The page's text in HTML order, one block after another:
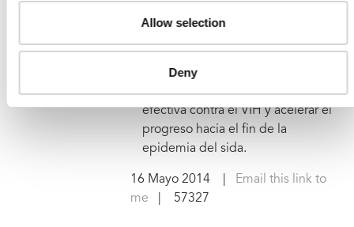
Allow selection
Deny
En el Día Internacional de la Vacuna
llamamiento urgente para reforzar
los esfuerzos mundiales que
permitan encontrar una vacuna
efectiva contra el VIH y acelerar el
progreso hacia el fin de la
epidemia del sida.
16 Mayo 2014|
Email this link to
me | 57327